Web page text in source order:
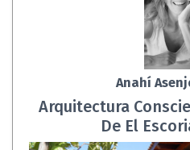
Anahí
Arquitectura
De El